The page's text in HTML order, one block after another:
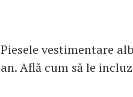
Piesele vestimentare
an. Află cum să le